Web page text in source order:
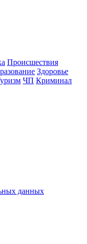
Происшествия
Здоровье
ЧП Криминал
данных